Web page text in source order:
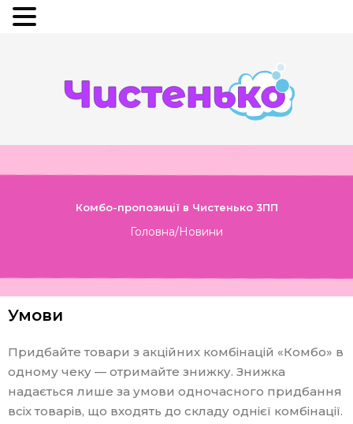
Комбо-пропозиції в Чистенько 3ПП
Головна/Новини
Умови
Придбайте товари з акційних комбінацій «Комбо» в
одному чеку — отримайте знижку. Знижка
надається лише за умови одночасного придбання
всіх товарів, що входять до складу однієї комбінації.